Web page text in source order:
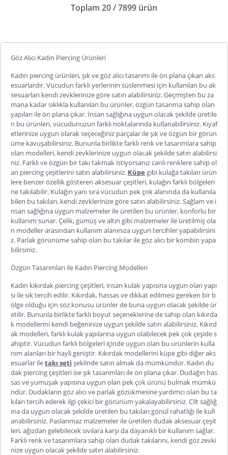
Toplam 20 / 7899 ürün
Göz Alıcı Kadın Piercing Ürünleri
Kadın piercing ürünleri,şık ve göz alıcı tasarımı ile ön plana çıkan aks
esuarlardır. Vücudun farklı yerlerinin süslenmesi için kullanılan bu ak
sesuarları kendi zevklerinize göre satın alabilirsiniz. Geçmişten bu za
mana kadar sıklıkla kullanılan bu ürünler, özgün tasarıma sahip olan
yapıları ile ön plana çıkar. İnsan sağlığına uygun olacak şekilde üretile
n bu ürünleri, vücudunuzun farklı noktalarında kullanabilirsiniz. Kıyaf
etlerinize uygun olarak seçeceğiniz parçalar ile şık ve özgün bir görün
üme kavuşabilirsiniz. Bununla birlikte farklı renk ve tasarımlara sahip
olan modelleri, kendi zevklerinize uygun olacak şekilde satın alabilirsi
niz. Farklı ve özgün bir takı takmak istiyorsanız canlı renklere sahip ol
an piercing çeşitlerini satın alabilirsiniz. Küpe gibi kulağa takılan ürün
lere benzer özellik gösteren aksesuar çeşitleri, kulağın farklı bölgeleri
ne takılabilir. Kulağın yanı sıra vücudun pek çok alanında da kullanıla
bilen bu takıları, kendi zevklerinize göre satın alabilirsiniz. Sağlam ve i
nsan sağlığına uygun malzemeler ile üretilen bu ürünler, konforlu bir
kullanım sunar. Çelik, gümüş ve altın gibi malzemeler ile üretilmiş ola
n modeller arasından kullanım alanınıza uygun tercihler yapabilirsini
z. Parlak görünüme sahip olan bu takılar ile göz alıcı bir kombin yapa
bilirsiniz.
Özgün Tasarımları ile Kadın Piercing Modelleri
Kadın kıkırdak piercingçeşitleri, insan kulak yapısına uygun olan yapı
sı ile sık tercih edilir. Kıkırdak, hassas ve dikkat edilmesi gereken bir b
ölge olduğu için söz konusu ürünler de buna uygun olacak şekilde ür
etilir. Bununla birlikte farklı boyut seçeneklerine de sahip olan kıkırda
k modellerini kendi beğeninize uygun şekilde satın alabilirsiniz. Kıkırd
ak modelleri, farklı kulak yapılarına uygun olabilecek pek çok çeşide s
ahiptir. Vücudun farklı bölgeleri içinde uygun olan bu ürünlerin kulla
nım alanları bir hayli geniştir. Kıkırdak modellerini küpe gibi diğer aks
esuarlar iletakı seti şeklinde satın almak da mümkündür. Kadın du
dak piercingçeşitleri ise şık tasarımları ile ön plana çıkar. Dudağın has
sas ve yumuşak yapısına uygun olan pek çok ürünü bulmak mümkü
ndür. Dudakların göz alıcı ve parlak gözükmesine yardımcı olan bu ta
kıları tercih ederek ilgi çekici bir görünüm yakalayabilirsiniz. Cilt sağlığ
ına da uygun olacak şekilde üretilen bu takıları gönül rahatlığı ile kull
anabilirsiniz. Paslanmaz malzemeler ile üretilen dudak aksesuar çeşit
leri, ağızdan gelebilecek sıvılara karşı da dayanıklı bir kullanım sağlar.
Farklı renk ve tasarımlara sahip olan dudak takılarını, kendi göz zevki
nize uygun olacak şekilde satın alabilirsiniz.